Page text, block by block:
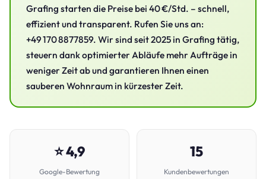
Grafing starten die Preise bei 40 €/Std. – schnell,
effizient und transparent. Rufen Sie uns an:
+49 170 8877859. Wir sind seit 2025 in Grafing tätig,
steuern dank optimierter Abläufe mehr Aufträge in
weniger Zeit ab und garantieren Ihnen einen
sauberen Wohnraum in kürzester Zeit.
⭐ 4,9
Google-Bewertung
15
Kundenbewertungen